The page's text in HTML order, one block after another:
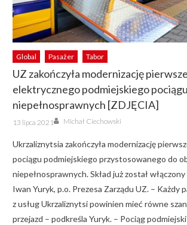
Global Pasażer Tabor
UZ zakończyła modernizację
elektrycznego podmiejskiego
niepełnosprawnych [ZDJĘCIA]
Posted
on
13 lipca 2021 Author
Michał Ciechowski
Ukrzaliznytsia zakończyła modernizację
pociągu podmiejskiego przystosowanego do
niepełnosprawnych. Skład już został
Iwan Yuryk, p.o. Prezesa Zarządu UZ. – Każdy
z usług Ukrzaliznytsi powinien mieć równe
przejazd – podkreśla Yuryk. – Pociąg